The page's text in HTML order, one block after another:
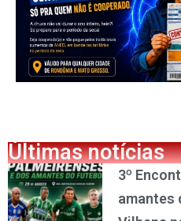
Últimas notícias
3º
amantes